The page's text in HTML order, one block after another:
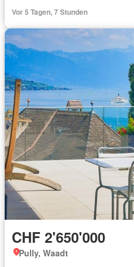
Vor 5 Tagen, 7 Stunden
CHF 2'650'000
Pully, Waadt